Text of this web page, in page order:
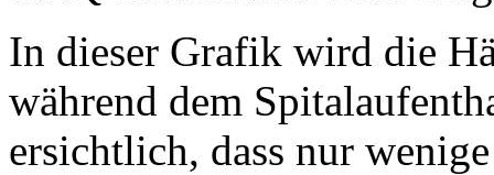
In dieser Grafik wird die
während dem
ersichtlich, dass nur